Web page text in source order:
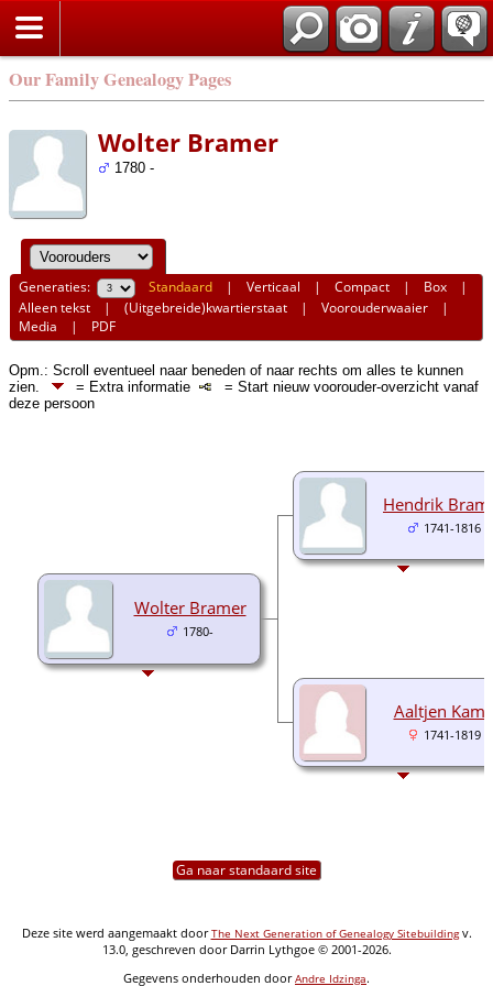
Our Family Genealogy Pages
Wolter Bramer
1780 -
Generaties: Standaard |Verticaal |Compact | Box |
Alleen tekst |(Uitgebreide)kwartierstaat |Voorouderwaaier |
Media | PDF
Opm.: Scroll eventueel naar beneden of naar rechts om alles te kunnen
zien.
= Extra informatie
= Start nieuw voorouder-overzicht vanaf
deze persoon
Wolter Bramer
1780-
Hendrik
1741-1816
Aaltjen
1741-1819
Ga naar standaard site
Deze site werd aangemaakt doorThe Next Generation of Genealogy Sitebuildingv.
13.0, geschreven door Darrin Lythgoe © 2001-2026.
Gegevens onderhouden doorAndre Idzinga.